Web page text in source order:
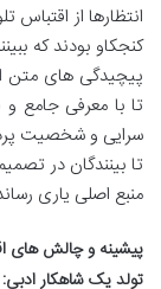
انتظارها از اقتباس
کنجکاو بودند که
پیچیدگی های متن
تا با معرفی جامع و
سرایی و شخصیت
تا بینندگان در
منبع اصلی یاری
پیشینه و چالش های
تولد یک شاهکار